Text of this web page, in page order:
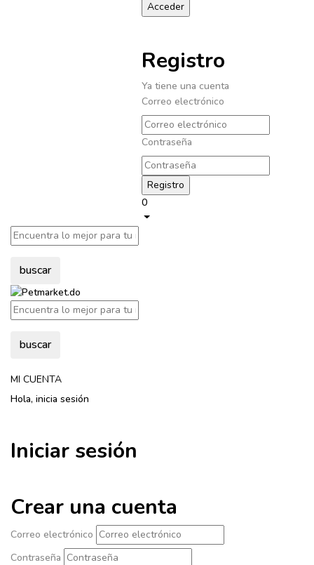
Registro
Ya tiene una cuenta
Correo electrónico
Contraseña
0
buscar
buscar
MI CUENTA
Hola, inicia sesión
Iniciar sesión
Crear una cuenta
Correo electrónico
Contraseña